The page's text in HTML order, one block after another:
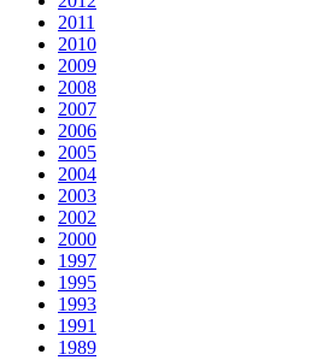
2011
2010
2009
2008
2007
2006
2005
2004
2003
2002
2000
1997
1995
1993
1991
1989